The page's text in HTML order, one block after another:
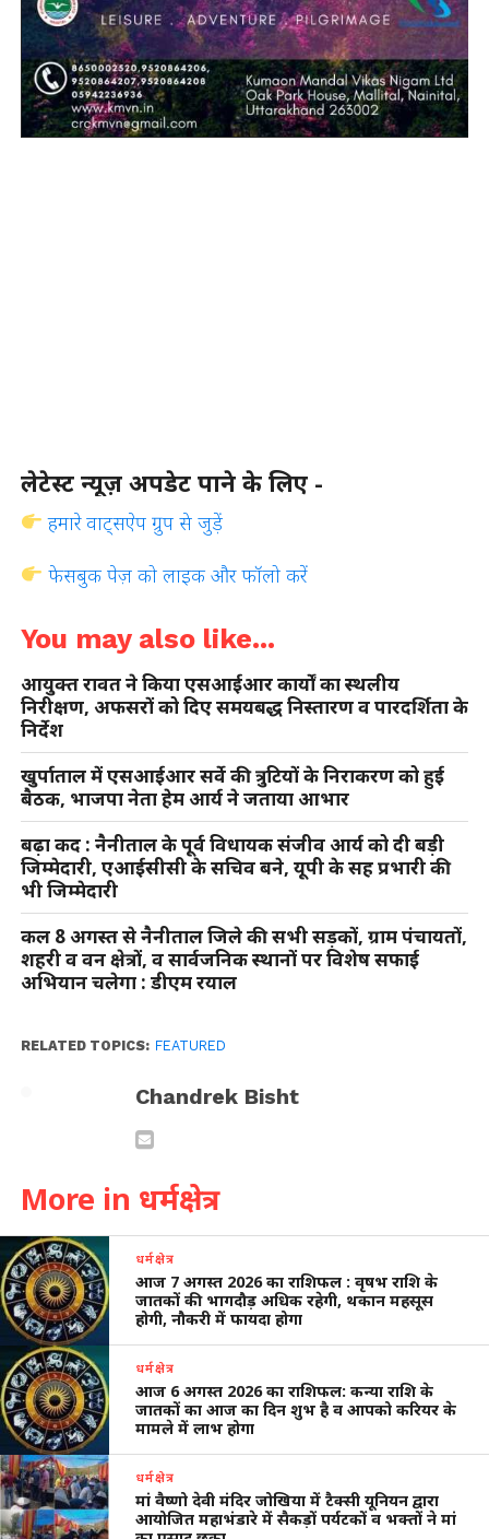
लेटेस्ट न्यूज़ अपडेट पाने के लिए -
हमारे वाट्सऐप ग्रुप से जुड़ें
फेसबुक पेज़ को लाइक और फॉलो करें
You may also like...
आयुक्त रावत ने किया एसआईआर कार्यों का स्थलीय
निरीक्षण, अफसरों को दिए समयबद्ध निस्तारण व पारदर्शिता के
निर्देश
खुर्पाताल में एसआईआर सर्वे की त्रुटियों के निराकरण को हुई
बैठक, भाजपा नेता हेम आर्य ने जताया आभार
बढ़ा कद : नैनीताल के पूर्व विधायक संजीव आर्य को दी बड़ी
जिम्मेदारी, एआईसीसी के सचिव बने, यूपी के सह प्रभारी की
भी जिम्मेदारी
कल 8 अगस्त से नैनीताल जिले की सभी सड़कों, ग्राम पंचायतों,
शहरी व वन क्षेत्रों, व सार्वजनिक स्थानों पर विशेष सफाई
अभियान चलेगा : डीएम रयाल
RELATED TOPICS: FEATURED
Chandrek Bisht
More in धर्मक्षेत्र
धर्मक्षेत्र
आज 7 अगस्त 2026 का राशिफल : वृषभ राशि के
जातकों की भागदौड़ अधिक रहेगी, थकान महसूस
होगी, नौकरी में फायदा होगा
धर्मक्षेत्र
आज 6 अगस्त 2026 का राशिफल: कन्या राशि के
जातकों का आज का दिन शुभ है व आपको करियर के
मामले में लाभ होगा
धर्मक्षेत्र
मां वैष्णो देवी मंदिर जोखिया में टैक्सी यूनियन द्वारा
आयोजित महाभंडारे में सैकड़ों पर्यटकों व भक्तों ने मां